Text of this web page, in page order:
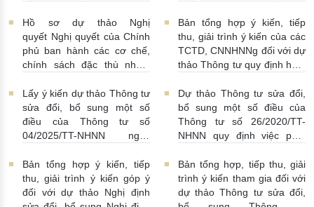
15:00:00
Hồ sơ dự thảo Nghị
quyết Nghị quyết của Chính
phủ ban hành các cơ chế,
chính sách đặc thù nhằm
pháp luật về phòng, chống
rửa tiền nhằm đáp ứng yêu
cầu cấp bách trong thực
hiện cam kết quốc tế về trao
về thuế
22/07/2026 |
14:54:00
Bản tổng hợp ý kiến, tiếp
thu, giải trình ý kiến của các
TCTD, CNNHNNg đối với dự
thảo Thông tư quy định hoạt
nhận tiền gửi, mua, bán có
kỳ hạn GTCG giữa các
TCTD, CNNHNNg
20/07/2026 | 09:32:00
Lấy ý kiến dự thảo Thông tư
sửa đổi, bổ sung một số
điều của Thông tư số
04/2025/TT-NHNN ngày
định thời hạn lưu trữ hồ sơ,
tài liệu ngành Ngân hàng
16/07/2026 | 10:00:00
Dự thảo Thông tư sửa đổi,
bổ sung một số điều của
Thông tư số 26/2020/TT-
NHNN quy định việc phát
của Ngân hàng Nhà nước
16/07/2026 | 09:41:00
Bản tổng hợp ý kiến, tiếp
thu, giải trình ý kiến góp ý
đối với dự thảo Nghị định
Bản tổng hợp, tiếp thu, giải
trình ý kiến tham gia đối với
dự thảo Thông tư sửa đổi,